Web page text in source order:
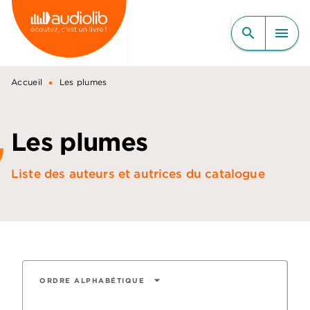
MENU RECHERCHE
CONTENU
PIED DE PAGE
search menu
Accueil • Les plumes
Les plumes
Liste des auteurs et autrices du catalogue
ORDRE ALPHABÉTIQUE arrow_drop_down